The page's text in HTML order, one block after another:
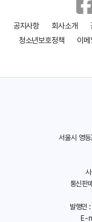
모
공지사항 회사소개
청소년보호정책
이
서울시 영
통신판
발행인
E-